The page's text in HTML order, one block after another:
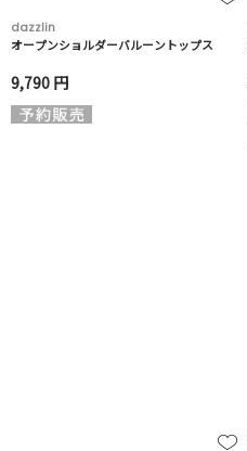
dazzlin
オープンショルダーバルーントップス
9,790 円